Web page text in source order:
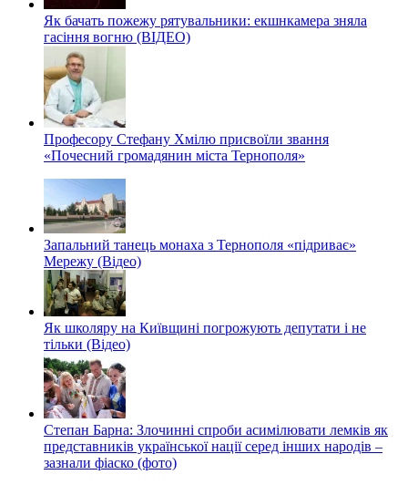
Як бачать пожежу рятувальники: екшнкамера зняла
гасіння вогню (ВІДЕО)
Професору Стефану Хмілю присвоїли звання
«Почесний громадянин міста Тернополя»
Запальний танець монаха з Тернополя «підриває»
Мережу (Відео)
Як школяру на Київщині погрожують депутати і не
тільки (Відео)
Степан Барна: Злочинні спроби асимілювати лемків як
представників української нації серед інших народів –
зазнали фіаско (фото)